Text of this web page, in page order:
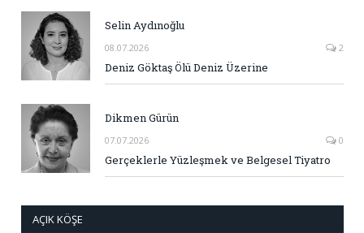
Selin Aydınoğlu
08.07.2026 2
Deniz Göktaş Ölü Deniz Üzerine
Dikmen Gürün
07.07.2026 0
Gerçeklerle Yüzleşmek ve Belgesel Tiyatro
AÇIK KÖŞE